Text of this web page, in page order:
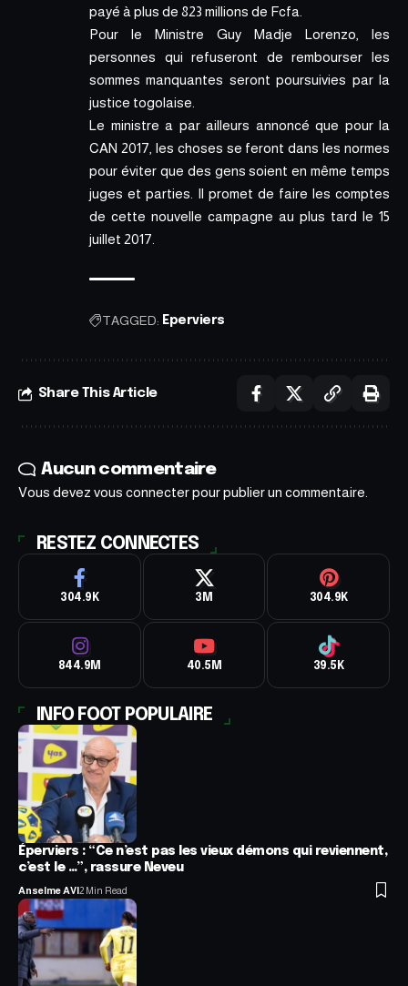
payé à plus de 823 millions de Fcfa.
Pour le Ministre Guy Madje Lorenzo, les
personnes qui refuseront de rembourser les
sommes manquantes seront poursuivies par la
justice togolaise.
Le ministre a par ailleurs annoncé que pour la
CAN 2017, les choses se feront dans les normes
pour éviter que des gens soient en même temps
juges et parties. Il promet de faire les comptes
de cette nouvelle campagne au plus tard le 15
juillet 2017.
TAGGED: Eperviers
Share This Article
Aucun commentaire
Vous devez vous connecterpour publier un commentaire.
RESTEZ CONNECTES
304.9K 3M 304.9K
844.9M 40.5M 39.5K
INFO FOOT POPULAIRE
Éperviers : “Ce n’est pas les vieux démons qui reviennent,
c’est le …”, rassure Neveu
Anselme AVI2 Min Read